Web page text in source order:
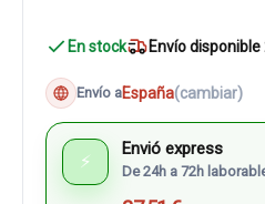
En stock Envío
Envío aEspaña(cambiar)
⚡
Envió express
De 24h a 72h